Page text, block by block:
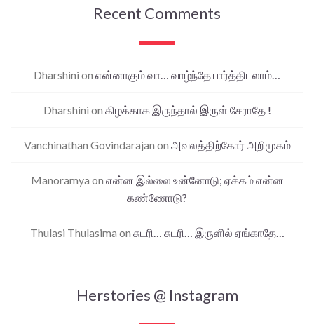
Recent Comments
Dharshini on என்னாகும் வா… வாழ்ந்தே பார்த்திடலாம்…
Dharshini on கிழக்காக இருந்தால் இருள் சேராதே !
Vanchinathan Govindarajan on அவலத்திற்கோர் அறிமுகம்
Manoramya on என்ன இல்லை உன்னோடு; ஏக்கம் என்ன
கண்ணோடு?
Thulasi Thulasima on சுடரி… சுடரி… இருளில் ஏங்காதே…
Herstories @ Instagram